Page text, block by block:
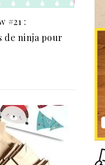
#21 :
de ninja pour